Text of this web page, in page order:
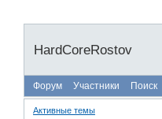
HardCoreRostov
Форум Участники Поиск
Активные темы